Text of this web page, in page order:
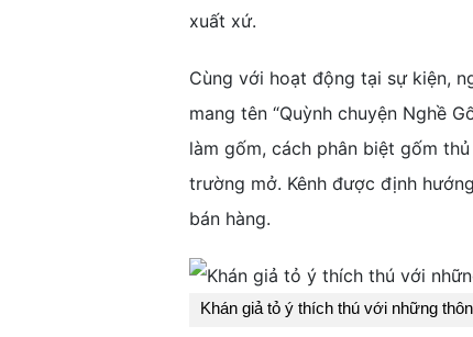
xuất xứ.
Cùng với hoạt động tại sự kiện,
mang tên “Quỳnh chuyện Nghề
làm gốm, cách phân biệt gốm
trường mở. Kênh được định
bán hàng.
Khán giả tỏ ý thích thú với những